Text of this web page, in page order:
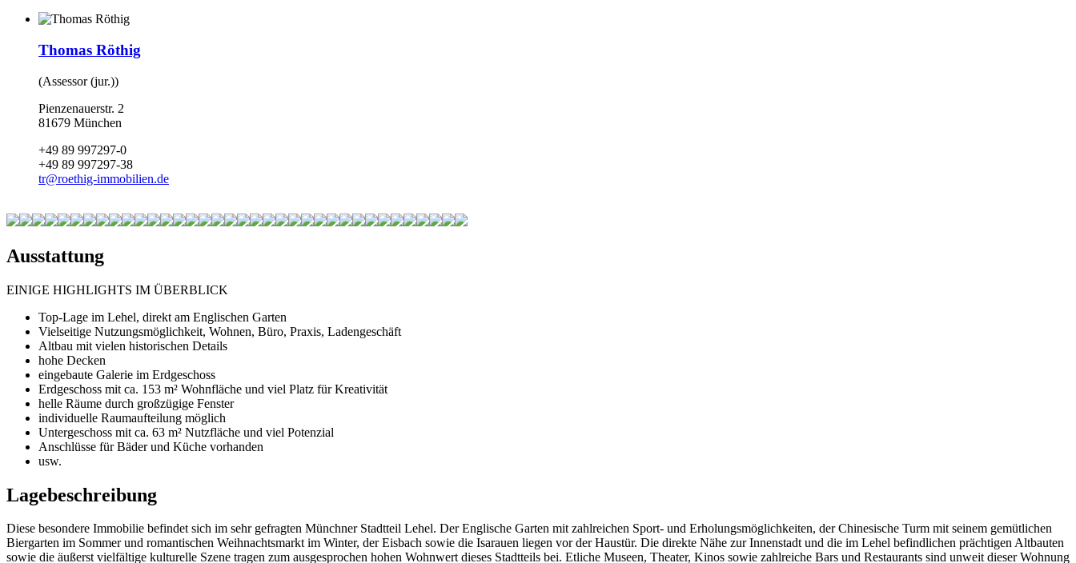
Thomas Röthig
(Assessor (jur.))
Pienzenauerstr. 2
81679 München
+49 89 997297-0
+49 89 997297-38
tr@roethig-immobilien.de
Ausstattung
EINIGE HIGHLIGHTS IM ÜBERBLICK
Top-Lage im Lehel, direkt am Englischen Garten
Vielseitige Nutzungsmöglichkeit, Wohnen, Büro, Praxis, Ladengeschäft
Altbau mit vielen historischen Details
hohe Decken
eingebaute Galerie im Erdgeschoss
Erdgeschoss mit ca. 153 m² Wohnfläche und viel Platz für Kreativität
helle Räume durch großzügige Fenster
individuelle Raumaufteilung möglich
Untergeschoss mit ca. 63 m² Nutzfläche und viel Potenzial
Anschlüsse für Bäder und Küche vorhanden
usw.
Lagebeschreibung
Diese besondere Immobilie befindet sich im sehr gefragten Münchner Stadtteil Lehel. Der Englische Garten mit zahlreichen Sport- und Erholungsmöglichkeiten, der Chinesische Turm mit seinem gemütlichen
Biergarten im Sommer und romantischen Weihnachtsmarkt im Winter, der Eisbach sowie die Isarauen liegen vor der Haustür. Die direkte Nähe zur Innenstadt und die im Lehel befindlichen prächtigen Altbauten
sowie die äußerst vielfältige kulturelle Szene tragen zum ausgesprochen hohen Wohnwert dieses Stadtteils bei. Etliche Museen, Theater, Kinos sowie zahlreiche Bars und Restaurants sind unweit dieser Wohnung